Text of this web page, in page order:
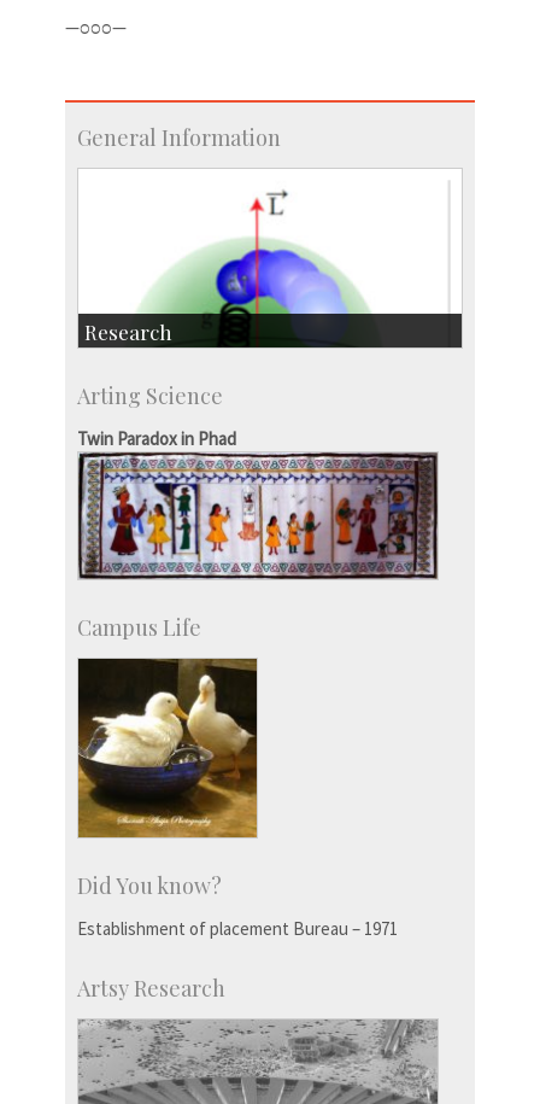
—೦೦೦—
General Information
Research
Accolades
IISc in the News
more…
Arting Science
Twin Paradox in Phad
Campus Life
Did You know?
Establishment of placement Bureau – 1971
Artsy Research